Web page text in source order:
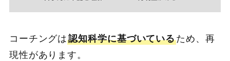
コーチングは認知科学に基づいているため、再
現性があります。